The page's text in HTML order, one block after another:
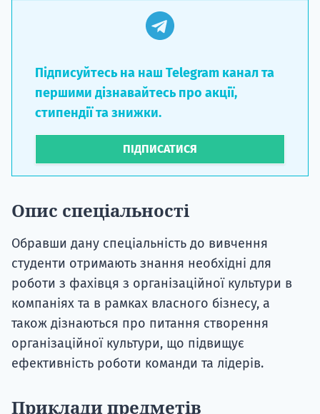
Підписуйтесь на наш Telegram канал та
першими дізнавайтесь про акції,
стипендії та знижки.
ПІДПИСАТИСЯ
Опис спеціальності
Обравши дану спеціальність до вивчення
студенти отримають знання необхідні для
роботи з фахівця з організаційної культури в
компаніях та в рамках власного бізнесу, а
також дізнаються про питання створення
організаційної культури, що підвищує
ефективність роботи команди та лідерів.
Приклади предметів